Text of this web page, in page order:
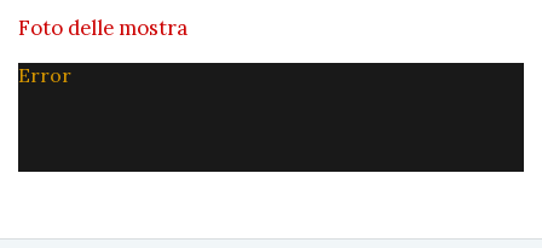
Foto delle mostra
Error